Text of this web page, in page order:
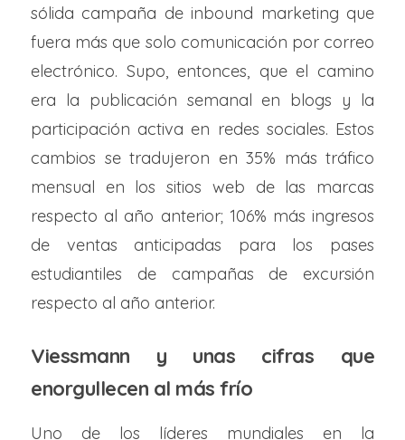
sólida campaña de inbound marketing que
fuera más que solo comunicación por correo
electrónico. Supo, entonces, que el camino
era la publicación semanal en blogs y la
participación activa en redes sociales. Estos
cambios se tradujeron en 35% más tráfico
mensual en los sitios web de las marcas
respecto al año anterior; 106% más ingresos
de ventas anticipadas para los pases
estudiantiles de campañas de excursión
respecto al año anterior.
Viessmann y unas cifras que
enorgullecen al más frío
Uno de los líderes mundiales en la